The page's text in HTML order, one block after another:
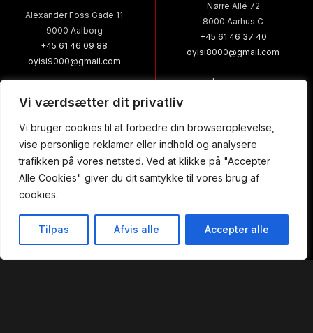
Vi værdsætter dit privatliv
Vi bruger cookies til at forbedre din browseroplevelse,
vise personlige reklamer eller indhold og analysere
trafikken på vores netsted. Ved at klikke på "Accepter
Alle Cookies" giver du dit samtykke til vores brug af
cookies.
Tilpas Afvis alle Accepter alle
Alexander Foss Gade 11
9000 Aalborg
+45 61 46 09 88
oyisi9000@gmail.com
Nørre Allé 72
8000 Aarhus C
+45 61 46 37 40
oyisi8000@gmail.com
Læs mere
Yami Sushi
Aarhus N-Skejby
Skelagervej 11
8200 Aarhus N
+45 61 20 77 30
oyisi8200@gmail.com
Yami Sushi
Viby J
Skanderborgvej 222, st.
8260 Viby J
+45 61 20 76 10
yamisushi8260@gmail.com